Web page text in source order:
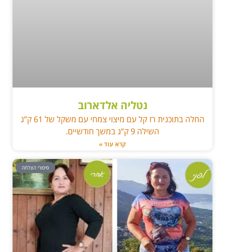
נטליה אלדארוב
החלה בתוכנית רז קל עם מיצוי צמחי עם משקל של 61 ק”ג
השילה 9 ק”ג במשך חודשיים.
קרא עוד »
סיפורי הצלחה